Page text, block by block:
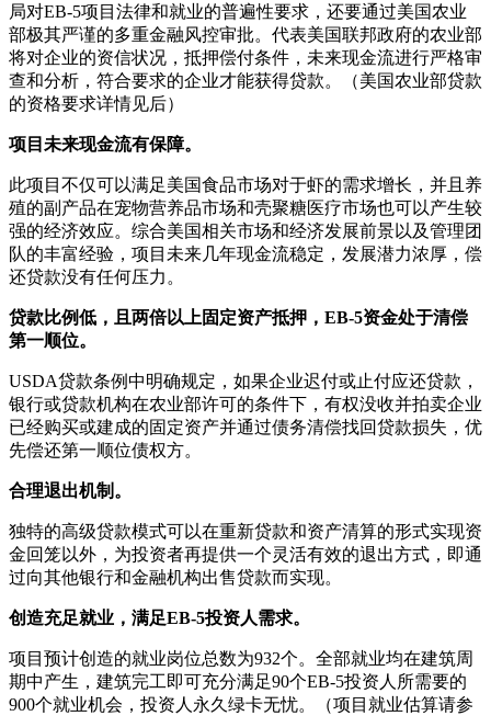
局对EB-5项目法律和就业的普遍性要求，还要通过美国农业
部极其严谨的多重金融风控审批。代表美国联邦政府的农业部
将对企业的资信状况，抵押偿付条件，未来现金流进行严格审
查和分析，符合要求的企业才能获得贷款。（美国农业部贷款
的资格要求详情见后）
项目未来现金流有保障。
此项目不仅可以满足美国食品市场对于虾的需求增长，并且养
殖的副产品在宠物营养品市场和壳聚糖医疗市场也可以产生较
强的经济效应。综合美国相关市场和经济发展前景以及管理团
队的丰富经验，项目未来几年现金流稳定，发展潜力浓厚，偿
还贷款没有任何压力。
贷款比例低，且两倍以上固定资产抵押，EB-5资金处于清偿
第一顺位。
USDA贷款条例中明确规定，如果企业迟付或止付应还贷款，
银行或贷款机构在农业部许可的条件下，有权没收并拍卖企业
已经购买或建成的固定资产并通过债务清偿找回贷款损失，优
先偿还第一顺位债权方。
合理退出机制。
独特的高级贷款模式可以在重新贷款和资产清算的形式实现资
金回笼以外，为投资者再提供一个灵活有效的退出方式，即通
过向其他银行和金融机构出售贷款而实现。
创造充足就业，满足EB-5投资人需求。
项目预计创造的就业岗位总数为932个。全部就业均在建筑周
期中产生，建筑完工即可充分满足90个EB-5投资人所需要的
900个就业机会，投资人永久绿卡无忧。（项目就业估算请参